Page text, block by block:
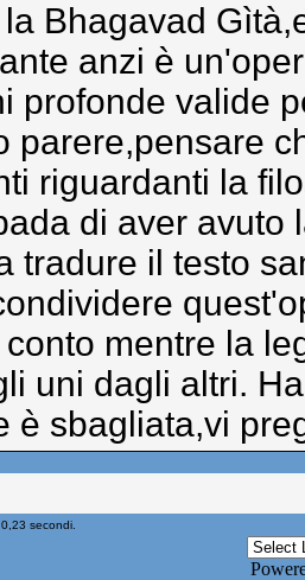
Bhagavad
anzi è
profonde valide
parere,pensare
riguardanti la
di aver avuto
tradure il testo
mentre la
uni dagli altri.
è sbagliata,vi
secondi.